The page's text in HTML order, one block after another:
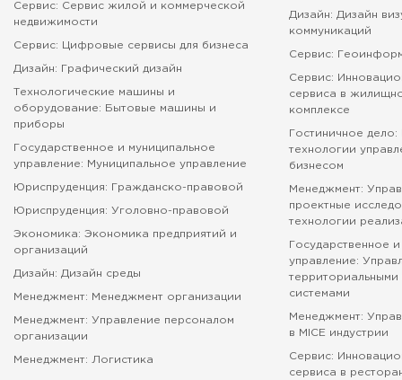
Сервис: Сервис жилой и коммерческой
недвижимости
Сервис: Цифровые сервисы для бизнеса
Дизайн: Графический дизайн
Технологические машины и
оборудование: Бытовые машины и
приборы
Государственное и муниципальное
управление: Муниципальное управление
Юриспруденция: Гражданско-правовой
Юриспруденция: Уголовно-правовой
Экономика: Экономика предприятий и
организаций
Дизайн: Дизайн среды
Менеджмент: Менеджмент организации
Менеджмент: Управление персоналом
организации
Менеджмент: Логистика
Дизайн: Дизайн
коммуникаций
Сервис:
Сервис:
сервиса в
комплексе
Гостиничное
технологии
бизнесом
Менеджмент:
проектные
технологии
Государственное
управление:
территориальными
системами
Менеджмент:
в MICE индустрии
Сервис:
сервиса в